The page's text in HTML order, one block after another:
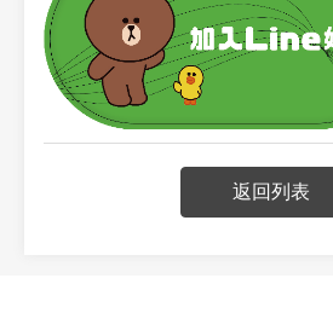
返回列表